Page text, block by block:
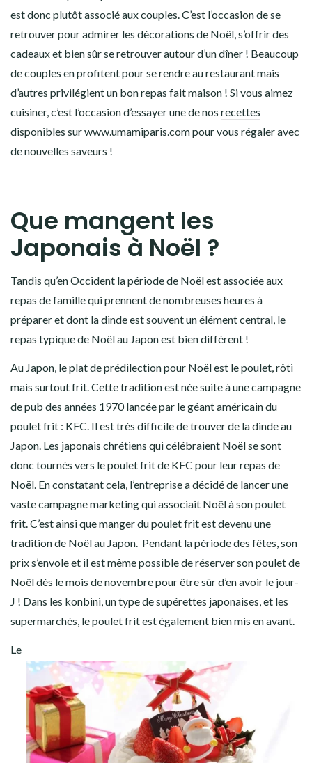
est donc plutôt associé auxcouples. C’est l’occasion de se
retrouver pour admirer les décorations de Noël, s’offrir des
cadeaux et bien sûr se retrouver autour d’un dîner ! Beaucoup
de couples en profitent pour se rendre au restaurant mais
d’autres privilégient un bon repas fait maison ! Si vous aimez
cuisiner, c’est l’occasion d’essayer une de nos recettes
disponibles surwww.umamiparis.compour vous régaler avec
de nouvelles saveurs !
Que mangent les
Japonais à Noël ?
Tandis qu’en Occident la période de Noël est associée aux
repas de famille qui prennent de nombreuses heures à
préparer et dont la dinde est souvent un élément central, le
repas typique de Noël au Japon est bien différent !
Au Japon, le plat de prédilection pour Noël est lepoulet, rôti
mais surtout frit. Cette tradition est née suite à une campagne
de pub des années 1970 lancée par le géant américain du
poulet frit : KFC. Il est très difficile de trouver de la dinde au
Japon. Les japonais chrétiens qui célébraient Noël se sont
donc tournés vers lepoulet frit de KFC pour leur repas de
Noël. En constatant cela, l’entreprise a décidé de lancer une
vaste campagne marketing qui associait Noël à son poulet
frit. C’est ainsi quemanger du poulet frit est devenu une
tradition de Noël au Japon. Pendant la période des fêtes, son
prix s’envole et il est même possible deréserver son poulet de
Noëldès le mois de novembre pour être sûr d’en avoir le jour-
J ! Dans les konbini, un type de supérettes japonaises, et les
supermarchés, le poulet frit est également bien mis en avant.
Le